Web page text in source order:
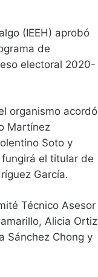
(IEEH) aprobó
de
electoral 2020-
organismo acordó
Martínez
Soto y
el titular de
García.
Técnico Asesor
Alicia Ortiz
Sánchez Chong y